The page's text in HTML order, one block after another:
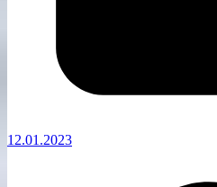
12.01.2023